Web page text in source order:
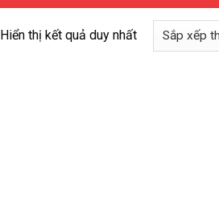
Hiển thị kết quả duy nhất